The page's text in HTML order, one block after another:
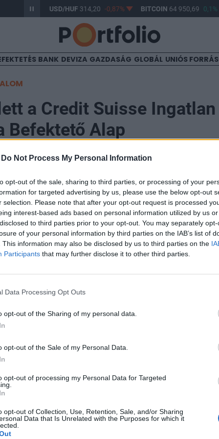
Do Not Process My Personal Information
opt-out of the sale, sharing to third parties, or processing of your
for targeted advertising by us, please use the below opt-out
selection. Please note that after your opt-out request is processed
interest-based ads based on personal information utilized by us
to third parties prior to your opt-out. You may separately
of your personal information by third parties on the IAB’s list of
This information may also be disclosed by us to third parties on the
Participants that may further disclose it to other third parties.
Data Processing Opt Outs
opt-out of the Sharing of my personal data.
opt-out of the Sale of my Personal Data.
opt-out of processing my Personal Data for Targeted
opt-out of Collection, Use, Retention, Sale, and/or Sharing
Data that Is Unrelated with the Purposes for which it
USD/HUF 314,20 -0,87% BITCOIN64 950,69 0,1%
BANK DEVIZA GAZDASÁG GLOBÁL UNIÓS
a Credit Suisse Ingatlan
Befektető Alap
Alapokba Befektető Alap nettó eszközértéke
forintot. A Credit Suisse Asset Management
Európa egyik legnagyobb ingatlan alapjába a
befektetési alap jegyeibe fektet és a HUF/
fedezi.
Alap eszközeit normál piaci körülmények között 98-
portfolio.hu hírarchívumához tartozik, melynek olvasása
tartalmazza:
cikkarchívum